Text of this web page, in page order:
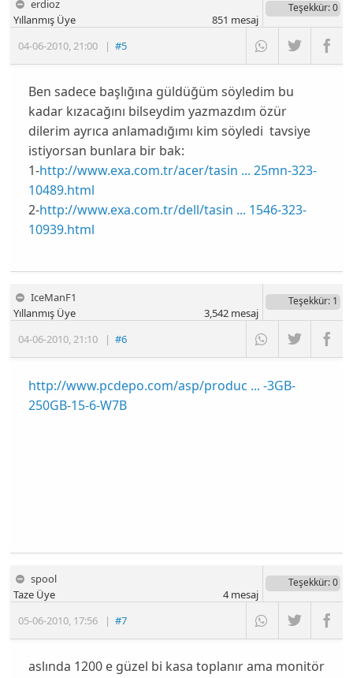
erdioz
04-06-2010 21:00 |#5
Yıllanmış Üye
Teşekkür: 0
851 mesaj
Ben sadece başlığına güldüğüm söyledim bu
kadar kızacağını bilseydim yazmazdım özür
dilerim ayrıca anlamadığımı kim söyledi tavsiye
istiyorsan bunlara bir bak:
1-http://www.exa.com.tr/acer/tasin ... 25mn-323-
10489.html
2-http://www.exa.com.tr/dell/tasin ... 1546-323-
10939.html
IceManF1
04-06-2010,21:10 |#6
Yıllanmış Üye
Teşekkür: 1
3,542mesaj
http://www.pcdepo.com/asp/produc ... -3GB-
250GB-15-6-W7B
spool
05-06-2010 17:56 |#7
Taze Üye
Teşekkür: 0
4mesaj
aslında 1200 e güzel bi kasa toplanır ama monitör